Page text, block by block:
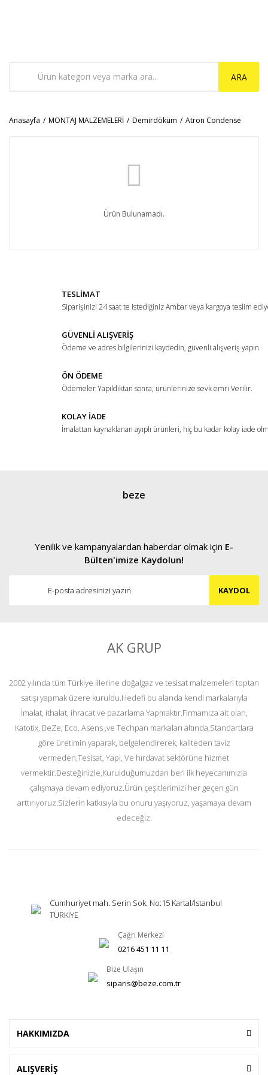
ARA
Anasayfa MONTAJ MALZEMELERİ Demirdöküm Atron Condense
Ürün Bulunamadı.
TESLİMAT
Siparişinizi 24 saat te istediğiniz Ambar veya kargoya teslim
GÜVENLİ ALIŞVERİŞ
Ödeme ve adres bilgilerinizi kaydedin, güvenli alışveriş yapın.
ÖN ÖDEME
Ödemeler Yapıldıktan sonra, ürünlerinize sevk emri Verilir.
KOLAY İADE
İmalattan kaynaklanan ayıplı ürünleri, hiç bu kadar kolay iade
beze
Yenilik ve kampanyalardan haberdar olmak için E-
Bülten'imize Kaydolun!
KAYDOL
AK GRUP
2002 yılında tüm Türkiye illerine doğalgaz ve tesisat malzemeleri toptan
satışı yapmak üzere kuruldu.Hedefi bu alanda kendi markalarıyla
İmalat, ithalat, ihracat ve pazarlama Yapmaktır.Firmamıza ait olan,
Katotix, BeZe, Eco, Asens ,ve Techpan markaları altında,Standartlara
göre üretimin yaparak, belgelendirerek, kaliteden taviz
vermeden,Tesisat, Yapı, Ve hırdavat sektörüne hizmet
vermektir.Desteğinizle,Kurulduğumuzdan beri ilk heyecanımızla
çalışmaya devam ediyoruz.Ürün çeşitlerimizi her geçen gün
arttırıyoruz.Sizlerin katkısıyla bu onuru yaşıyoruz, yaşamaya devam
edeceğiz.
Cumhuriyet mah. Serin Sok. No:15 Kartal/İstanbul
TÜRKİYE
Çağrı Merkezi
0216 451 11 11
Bize Ulaşın
siparis@beze.com.tr
HAKKIMIZDA
ALIŞVERİŞ